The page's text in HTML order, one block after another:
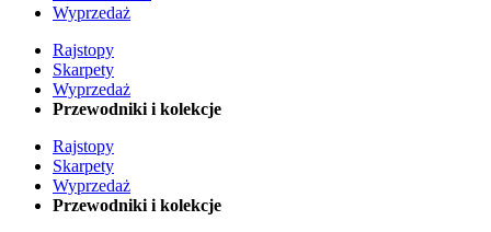
Wyprzedaż
Rajstopy
Skarpety
Wyprzedaż
Przewodniki i kolekcje
Rajstopy
Skarpety
Wyprzedaż
Przewodniki i kolekcje